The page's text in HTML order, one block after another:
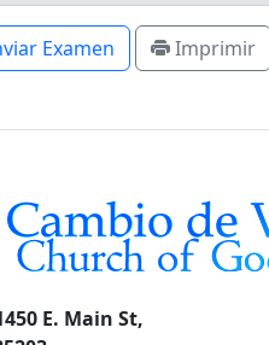
Examen Imprimir
E. Main St,